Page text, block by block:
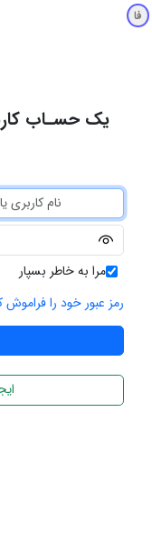
فا
یک حسـاب
مرا به خاطر بسپار
رمز عبور خود را فراموش